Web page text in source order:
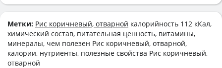
Метки: Рис коричневый, отварной калорийность 112 кКал,
химический состав, питательная ценность, витамины,
минералы, чем полезен Рис коричневый, отварной,
калории, нутриенты, полезные свойства Рис коричневый,
отварной